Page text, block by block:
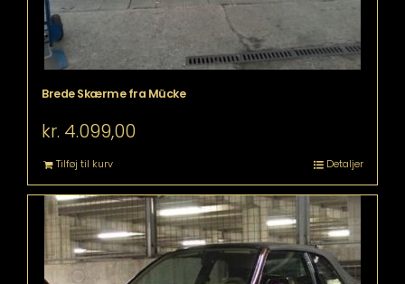
Brede Skærme fra Mücke
kr. 4.099,00
Tilføj til kurv Detaljer